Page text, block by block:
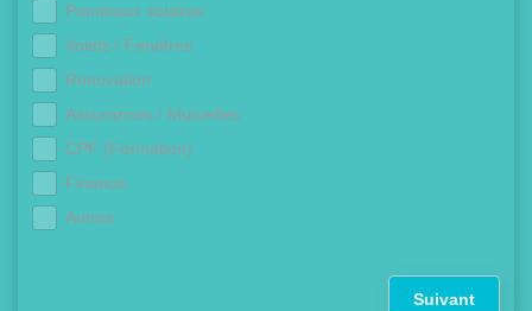
Panneaux solaires
Volets / Fenêtres
Rénovation
Assurances / Mutuelles
CPF (Formation)
Finance
Autres
Suivant